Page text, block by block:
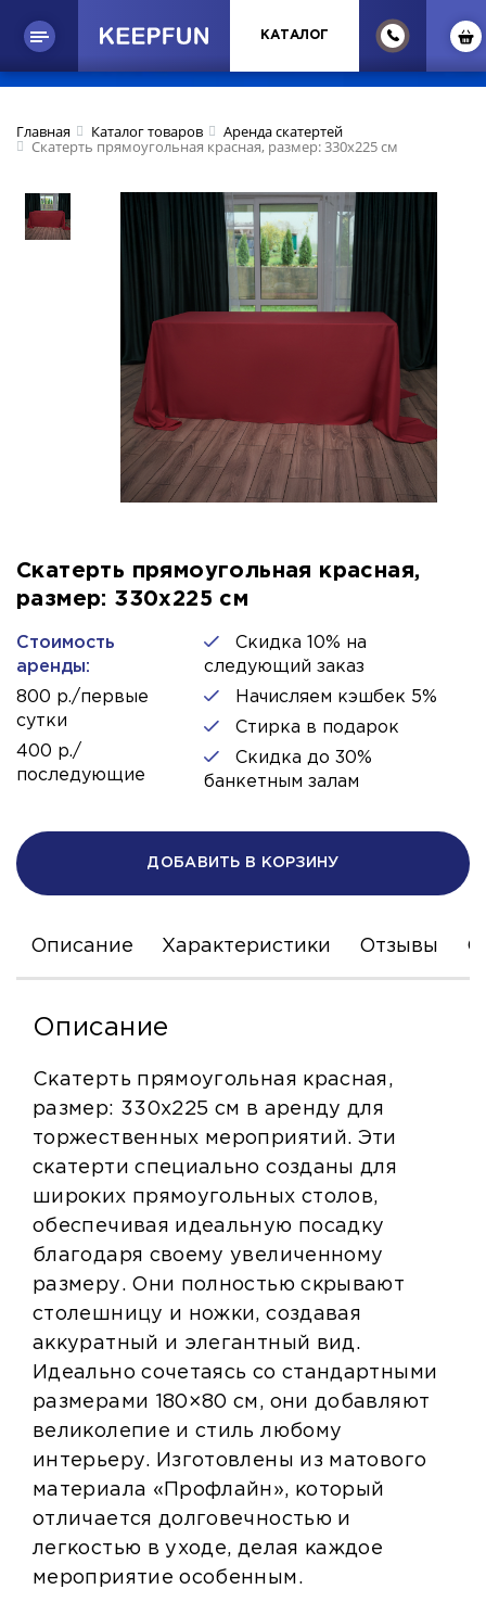
КАТАЛОГ
Главная Каталог товаров Аренда скатертей
Скатерть прямоугольная красная, размер: 330х225 см
Скатерть прямоугольная красная,
размер: 330х225 см
Стоимость
аренды:
800 р./первые
сутки
400 р./
последующие
Скидка 10% на
следующий заказ
Начисляем кэшбек 5%
Стирка в подарок
Скидка до 30%
банкетным залам
ДОБАВИТЬ В КОРЗИНУ
Описание Характеристики Отзывы С
Описание
Скатерть прямоугольная красная,
размер: 330х225 см в аренду для
торжественных мероприятий. Эти
скатерти специально созданы для
широких прямоугольных столов,
обеспечивая идеальную посадку
благодаря своему увеличенному
размеру. Они полностью скрывают
столешницу и ножки, создавая
аккуратный и элегантный вид.
Идеально сочетаясь со стандартными
размерами 180×80 см, они добавляют
великолепие и стиль любому
интерьеру. Изготовлены из матового
материала «Профлайн», который
отличается долговечностью и
легкостью в уходе, делая каждое
мероприятие особенным.